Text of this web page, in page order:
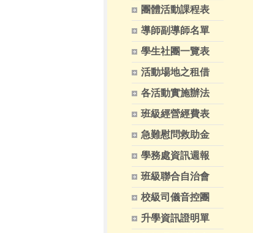
團體活動課程表
導師副導師名單
學生社團一覽表
活動場地之租借
各活動實施辦法
班級經營經費表
急難慰問救助金
學務處資訊週報
班級聯合自治會
校級司儀音控團
升學資訊證明單